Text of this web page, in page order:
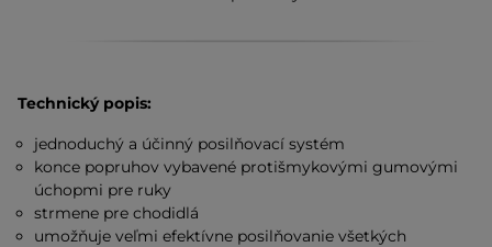
Technický popis:
jednoduchý a účinný posilňovací systém
konce popruhov vybavené protišmykovými gumovými
úchopmi pre ruky
strmene pre chodidlá
umožňuje veľmi efektívne posilňovanie všetkých